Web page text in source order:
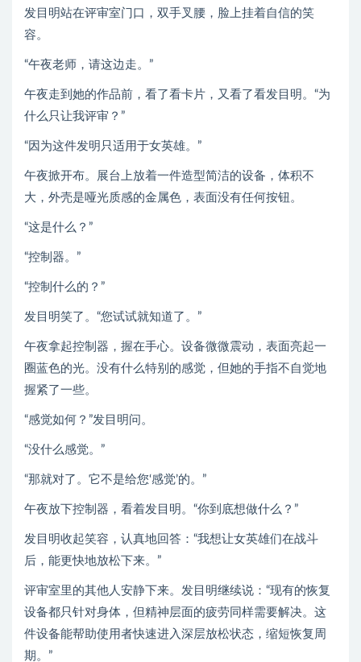
发目明站在评审室门口，双手叉腰，脸上挂着自信的笑
容。
“午夜老师，请这边走。”
午夜走到她的作品前，看了看卡片，又看了看发目明。“为
什么只让我评审？”
“因为这件发明只适用于女英雄。”
午夜掀开布。展台上放着一件造型简洁的设备，体积不
大，外壳是哑光质感的金属色，表面没有任何按钮。
“这是什么？”
“控制器。”
“控制什么的？”
发目明笑了。“您试试就知道了。”
午夜拿起控制器，握在手心。设备微微震动，表面亮起一
圈蓝色的光。没有什么特别的感觉，但她的手指不自觉地
握紧了一些。
“感觉如何？”发目明问。
“没什么感觉。”
“那就对了。它不是给您‘感觉’的。”
午夜放下控制器，看着发目明。“你到底想做什么？”
发目明收起笑容，认真地回答：“我想让女英雄们在战斗
后，能更快地放松下来。”
评审室里的其他人安静下来。发目明继续说：“现有的恢复
设备都只针对身体，但精神层面的疲劳同样需要解决。这
件设备能帮助使用者快速进入深层放松状态，缩短恢复周
期。”